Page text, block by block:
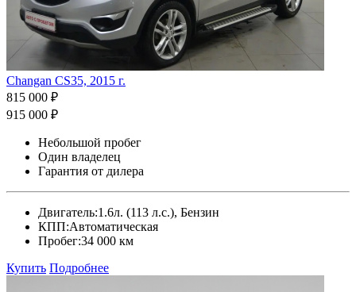
Changan CS35, 2015 г.
815 000 ₽
915 000 ₽
Небольшой пробег
Один владелец
Гарантия от дилера
Двигатель:1.6л. (113 л.с.), Бензин
КПП:Автоматическая
Пробег:34 000 км
Купить Подробнее